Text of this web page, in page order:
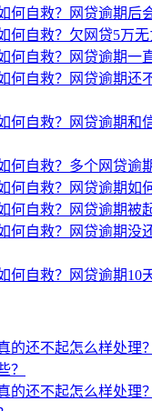
何自救？网贷逾期后
何自救？欠网贷5万无
何自救？网贷逾期一
何自救？网贷逾期还
何自救？网贷逾期和
何自救？多个网贷逾
何自救？网贷逾期如
何自救？网贷逾期被
何自救？网贷逾期没
何自救？网贷逾期10
的还不起怎么样处理
？
的还不起怎么样处理